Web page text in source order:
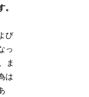
。
び
っ
ま
は